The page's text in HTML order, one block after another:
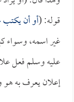
قوله: (أو أن يكتب
غير اسمه، وسواء
عليه وسلم فعل
إعلان يعرف به هو